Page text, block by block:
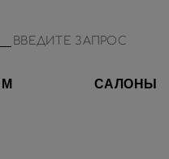
САЛОНЫ